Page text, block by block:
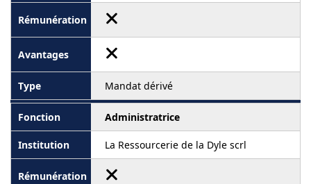
Mandat dérivé
Administratrice
La Ressourcerie de la Dyle scrl